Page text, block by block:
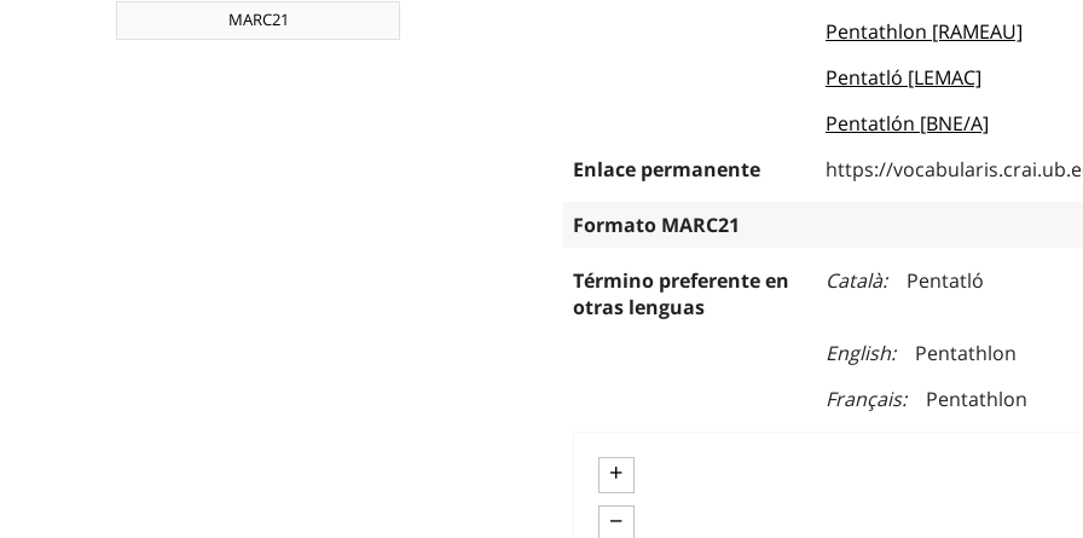
MARC21
Pentathlon [RAMEAU]
Pentatló [LEMAC]
Pentatlón [BNE/A]
Enlace permanente
https://
Formato MARC21
Término preferente en
otras lenguas
Català Pentatló
English
Pentathlon
Français
Pentathlon
+
−